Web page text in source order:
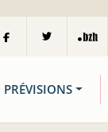
PRÉVISIONS